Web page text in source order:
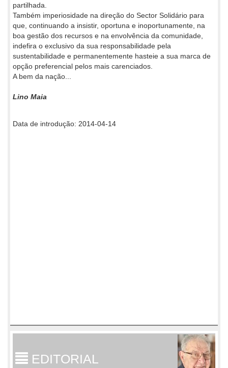
partilhada.
Também imperiosidade na direção do Sector Solidário para
que, continuando a insistir, oportuna e inoportunamente, na
boa gestão dos recursos e na envolvência da comunidade,
indefira o exclusivo da sua responsabilidade pela
sustentabilidade e permanentemente hasteie a sua marca de
opção preferencial pelos mais carenciados.
A bem da nação...
Lino Maia
Data de introdução: 2014-04-14
EDITORIAL